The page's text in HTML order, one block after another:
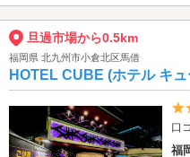
旦過市場から0.5km
福岡県 北九州市小倉北区馬借
HOTEL CUBE (ホテル キ
口
福